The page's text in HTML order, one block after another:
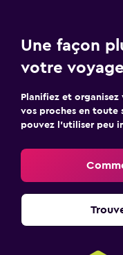
Une façon
votre
Planifiez et
vos proches en toute
pouvez l’utiliser peu